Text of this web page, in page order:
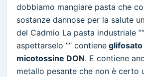
dobbiamo mangiare pasta che
sostanze dannose per la salute
del Cadmio La pasta industriale
aspettarselo ”“ contiene glifosato
micotossine DON. E contiene
metallo pesante che non è certo